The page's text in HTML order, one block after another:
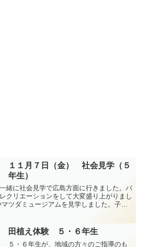
１１月７日（金） 社会見学（５
年生）
緒に社会見学で広島方面に行きました。バ
クリエーションをして大変盛り上がりまし
ツダミュージアムを見学しました。子ど
田植え体験 ５・６年生
５・６年生が、地域の方々のご指導のも